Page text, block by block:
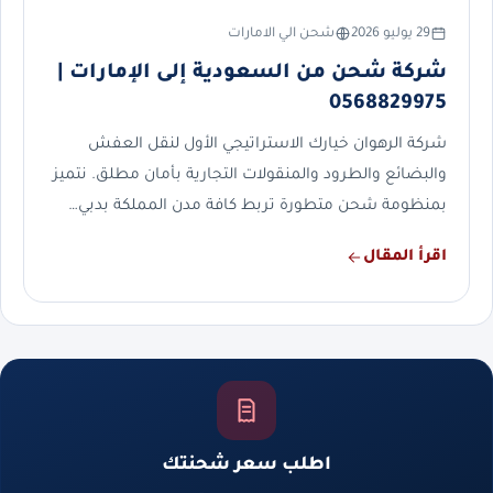
29 يوليو 2026 شحن الي الامارات
شركة شحن من السعودية إلى الإمارات |
0568829975
شركة الرهوان خيارك الاستراتيجي الأول لنقل العفش
والبضائع والطرود والمنقولات التجارية بأمان مطلق. نتميز
بمنظومة شحن متطورة تربط كافة مدن المملكة بدبي…
اقرأ المقال
اطلب سعر شحنتك